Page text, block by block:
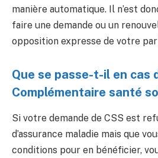
manière automatique. Il n’est
faire une demande ou un
opposition expresse de votre
Que se passe-t-il en cas
Complémentaire santé
Si votre demande de CSS est
d’assurance maladie mais que
conditions pour en bénéficier,